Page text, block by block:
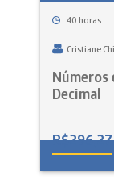
40 horas
Cristiane
Números
Decimal
R$296,27